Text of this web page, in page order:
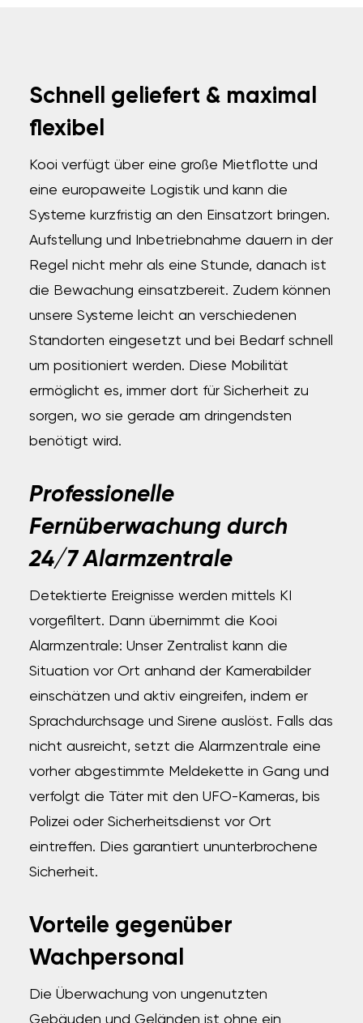
Schnell geliefert & maximal
flexibel
Kooi verfügt über eine große Mietflotte und
eine europaweite Logistik und kann die
Systeme kurzfristig an den Einsatzort bringen.
Aufstellung und Inbetriebnahme dauern in der
Regel nicht mehr als eine Stunde, danach ist
die Bewachung einsatzbereit. Zudem können
unsere Systeme leicht an verschiedenen
Standorten eingesetzt und bei Bedarf schnell
um positioniert werden. Diese Mobilität
ermöglicht es, immer dort für Sicherheit zu
sorgen, wo sie gerade am dringendsten
benötigt wird.
Professionelle
Fernüberwachung durch
24/7 Alarmzentrale
Detektierte Ereignisse werden mittels KI
vorgefiltert. Dann übernimmt die Kooi
Alarmzentrale: Unser Zentralist kann die
Situation vor Ort anhand der Kamerabilder
einschätzen und aktiv eingreifen, indem er
Sprachdurchsage und Sirene auslöst. Falls das
nicht ausreicht, setzt die Alarmzentrale eine
vorher abgestimmte Meldekette in Gang und
verfolgt die Täter mit den UFO-Kameras, bis
Polizei oder Sicherheitsdienst vor Ort
eintreffen. Dies garantiert ununterbrochene
Sicherheit.
Vorteile gegenüber
Wachpersonal
Die Überwachung von ungenutzten
Gebäuden und Geländen ist ohne ein